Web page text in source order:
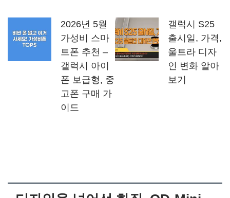
2026년 5월
가성비 스마
트폰 추천 –
갤럭시 아이
폰 보급형, 중
고폰 구매 가
이드
갤럭시 S25
출시일, 가격,
울트라 디자
인 변화 알아
보기